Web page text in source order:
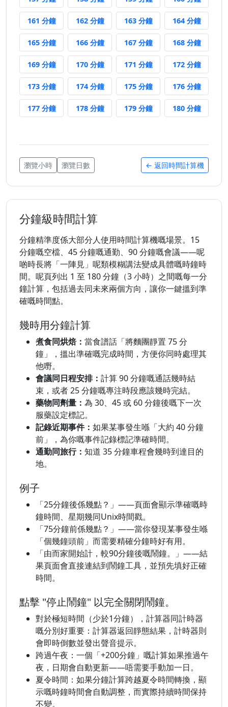
161 分鐘161 分鐘後162 分鐘162 分鐘後163 分鐘163 分鐘後164 分鐘164 分
165 分鐘165 分鐘後166 分鐘166 分鐘後167 分鐘167 分鐘後168 分鐘168 分
169 分鐘169 分鐘後170 分鐘170 分鐘後171 分鐘171 分鐘後172 分鐘172 分
173 分鐘173 分鐘後174 分鐘174 分鐘後175 分鐘175 分鐘後176 分鐘176 分
177 分鐘177 分鐘後178 分鐘178 分鐘後179 分鐘179 分鐘後180 分鐘180 分
瀏覽小時 瀏覽日數 ← 返回時間計算機
分鐘級時間計算
分鐘精準度係大部分人使用時間計算機嘅場景。15
分鐘嘅空檔、45 分鐘嘅通勤、90 分鐘嘅會議——呢
啲時長將「一陣見」呢類模糊講法變成具體嘅時鐘時
間。呢頁列出 1 至 180 分鐘（3 小時）之間嘅每一分
鐘計算，包括過去同未來兩個方向，讓你一鍵搵到準
確嘅時間點。
幾時用分鐘計算
煮食同烘焙： 當食譜話「將麵團靜置 75 分
鐘」，搵出準確嘅完成時間，方便你同時處理其
他嘢。
會議同日程安排： 計算 90 分鐘嘅通話幾時結
束，或者 25 分鐘嘅專注時段應該幾時完結。
藥物同劑量： 為 30、45 或 60 分鐘後嘅下一次
服藥設定標記。
記錄近期事件： 如果某事發生喺「大約 40 分鐘
前」，為你嘅事件記錄標記準確時間。
通勤同旅行： 知道 35 分鐘車程會幾時到達目的
地。
例子
「25分鐘後係幾點？」——頁面會顯示準確嘅時
鐘時間、星期幾同Unix時間戳。
「75分鐘前係幾點？」——當你發現某事發生喺
「個幾鐘頭前」而需要精確分鐘時好有用。
「由而家開始計，較90分鐘後嘅鬧鐘。」——結
果頁面會直接連結到鬧鐘工具，並預先填好正確
時間。
點擊 "停止鬧鐘" 以完全關閉鬧鐘。
對於極短時間（少於1分鐘），計算器同計時器
嘅分別好重要：計算器返回靜態結果，計時器則
會即時倒數並發出聲音提示。
跨過午夜：一個「+200分鐘」嘅計算如果推過午
夜，日期會自動更新——唔需要手動加一日。
夏令時間：如果分鐘計算跨越夏令時間轉換，顯
示嘅時鐘時間會自動調整，而實際持續時間保持
不變。